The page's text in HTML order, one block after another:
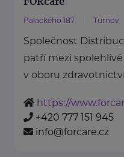
Palackého 187 Turnov
Společnost
patří mezi
v oboru zdravotnictví
https://
+420 777 151 945
info@forcare.cz